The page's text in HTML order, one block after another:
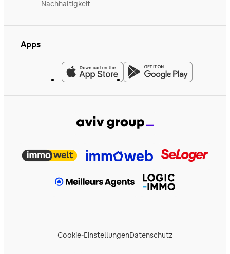
Nachhaltigkeit
Apps
Cookie-EinstellungenDatenschutz